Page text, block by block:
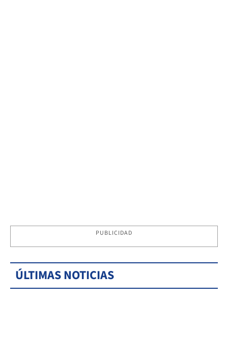
PUBLICIDAD
ÚLTIMAS NOTICIAS